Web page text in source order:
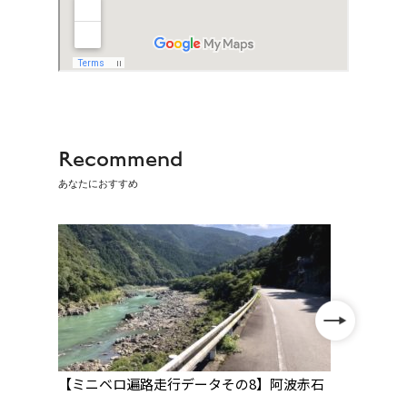
Recommend
あなたにおすすめ
【ミニベロ遍路走行データその8】阿波赤石